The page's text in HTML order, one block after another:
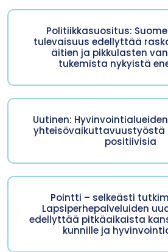
Politiikkasuositus:
tulevaisuus edellyttää
äitien ja pikkulasten
tukemista nykyistä
Uutinen:
yhteisövaikuttavuustyöstä
positiivisia
Pointti – selkeästi
Lapsiperhepalveluiden
edellyttää pitkäaikaista
kunnille ja